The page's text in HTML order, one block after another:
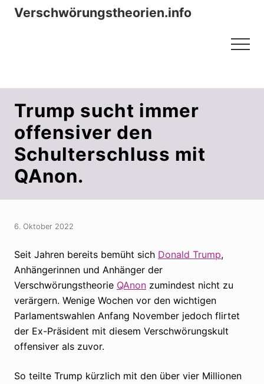
Menu
Zum
ZurVerschwörungstheorien.info
Menu
Trump sucht immer
offensiver den
Schulterschluss mit
QAnon.
6. Oktober 2022
Seit Jahren bereits bemüht sich Donald Trump,
Anhängerinnen und Anhänger der
Verschwörungstheorie QAnon zumindest nicht zu
verärgern. Wenige Wochen vor den wichtigen
Parlamentswahlen Anfang November jedoch flirtet
der Ex-Präsident mit diesem Verschwörungskult
offensiver als zuvor.
So teilte Trump kürzlich mit den über vier Millionen